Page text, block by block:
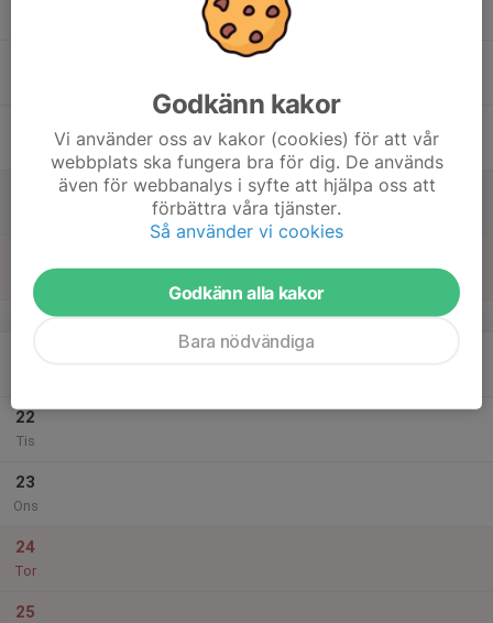
Backavallens löparbanor
Sön
v.52
22
Tis
23
Ons
24
Tor
25
Godkänn kakor
Vi använder oss av kakor (cookies) för att vår
webbplats ska fungera bra för dig. De används
även för webbanalys i syfte att hjälpa oss att
förbättra våra tjänster.
Så använder vi cookies
Godkänn alla kakor
Bara nödvändiga